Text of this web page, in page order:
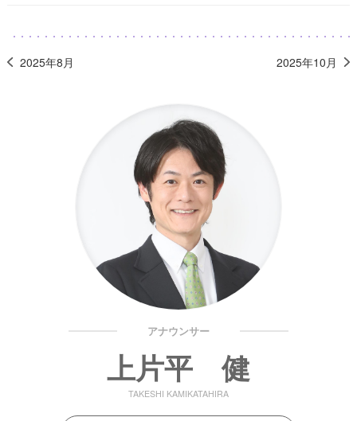
2025年8月 2025年10月
アナウンサー
上片平 健
TAKESHI KAMIKATAHIRA